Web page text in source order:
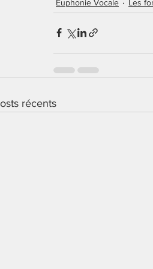
Euphonie Vocale Les
récents